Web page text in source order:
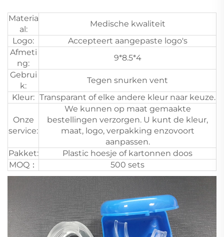
Materia
al:
Medische kwaliteit
Logo:
Accepteert aangepaste logo's
Afmeti
ng:
9*8.5*4
Gebrui
k:
Tegen snurken vent
Kleur: Transparant of elke andere kleur naar keuze.
Onze
service:
We kunnen op maat gemaakte
bestellingen verzorgen. U kunt de kleur,
maat, logo, verpakking enzovoort
aanpassen.
Pakket:
Plastic hoesje of kartonnen doos
MOQ：
500 sets